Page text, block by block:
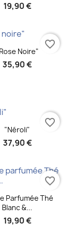
19,90 €
rapide
Noire"
35,90 €
favorite_border
Aperçu rapide
"Néroli"
37,90 €
favorite_border
rapide
Parfumée Thé
Blanc &...
19,90 €
favorite_border